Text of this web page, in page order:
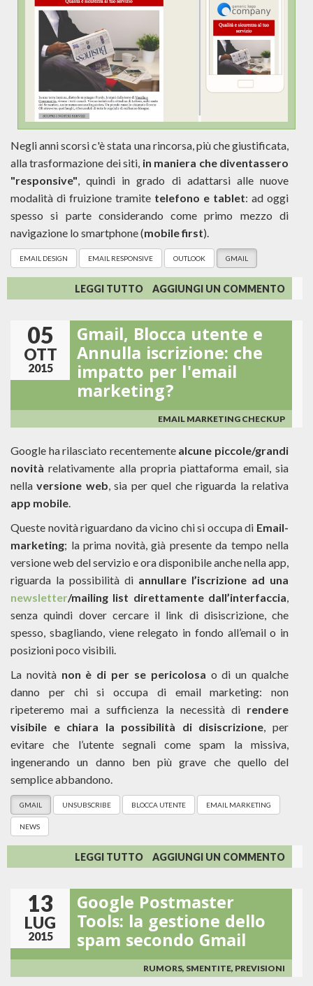
Negli anni scorsi c'è stata una rincorsa, più che giustificata,
alla trasformazione dei siti, in maniera che diventassero
"responsive", quindi in grado di adattarsi alle nuove
modalità di fruizione tramite telefono e tablet: ad oggi
spesso si parte considerando come primo mezzo di
navigazione lo smartphone (mobile first).
EMAIL DESIGN EMAIL RESPONSIVE OUTLOOK GMAIL
LEGGI TUTTO SU
L'ARTE
CREARE
EMAIL
TEMPLATE
RESPONSIVE
AGGIUNGI UN COMMENTO
05
OTT
2015
Gmail, Blocca utente e
Annulla iscrizione: che
impatto per l'email
marketing?
EMAIL MARKETING CHECKUP
Google ha rilasciato recentementealcune piccole/grandi
novità relativamente alla propria piattaforma email, sia
nella versione web, sia per quel che riguarda la relativa
app mobile.
Queste novità riguardano da vicino chi si occupa di Email-
marketing; la prima novità, già presente da tempo nella
versione web del servizio e ora disponibile anche nella app,
riguarda la possibilità di annullare l’iscrizione ad una
newsletter/mailing list direttamente dall’interfaccia,
senza quindi dover cercare il link di disiscrizione, che
spesso, sbagliando, viene relegato in fondo all’email o in
posizioni poco visibili.
La novità non è di per se pericolosa o di un qualche
danno per chi si occupa di email marketing: non
ripeteremo mai a sufficienza la necessità di rendere
visibile e chiara la possibilità di disiscrizione, per
evitare che l’utente segnali come spam la missiva,
ingenerando un danno ben più grave che quello del
semplice abbandono.
GMAIL UNSUBSCRIBE BLOCCA UTENTE EMAIL MARKETING
NEWS
LEGGI TUTTO SU
GMAIL,
UTENTE
ANNULLA
ISCRIZIONE:
IMPATTO
AGGIUNGI UN COMMENTO
13
LUG
2015
Google Postmaster
Tools: la gestione dello
spam secondo Gmail
RUMORS, SMENTITE, PREVISIONI